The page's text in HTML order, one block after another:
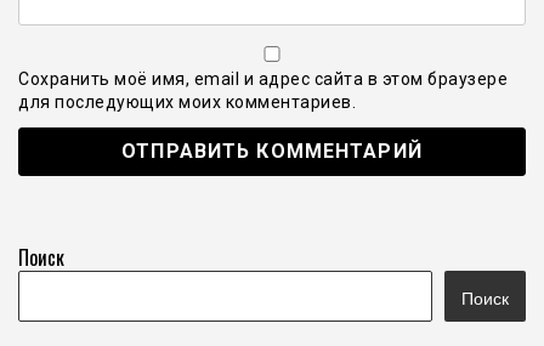
Сохранить моё имя, email и адрес сайта в этом браузере
для последующих моих комментариев.
Поиск
Поиск